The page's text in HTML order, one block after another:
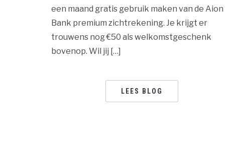
een maand gratis gebruik maken van de Aion
Bank premium zichtrekening. Je krijgt er
trouwens nog €50 als welkomstgeschenk
bovenop. Wil jij […]
LEES BLOG